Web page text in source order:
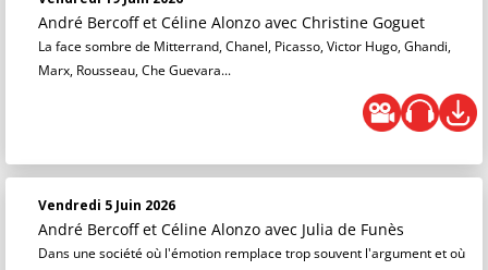
André Bercoff et Céline Alonzo avec Christine Goguet
La face sombre de Mitterrand, Chanel, Picasso, Victor Hugo, Ghandi,
Marx, Rousseau, Che Guevara...
Vendredi 5 Juin 2026
André Bercoff et Céline Alonzo avec Julia de Funès
Dans une société où l'émotion remplace trop souvent l'argument et où